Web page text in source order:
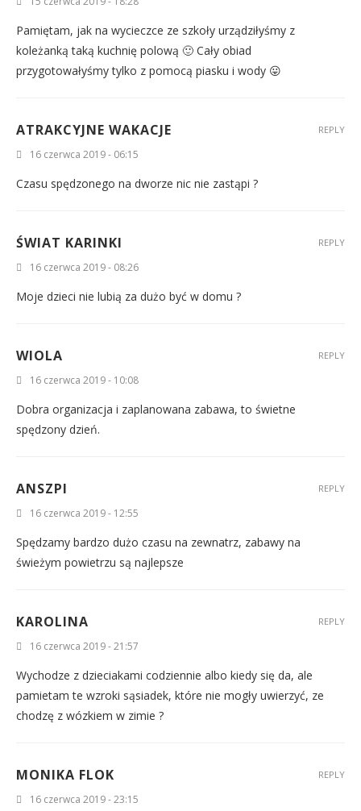
Pamiętam, jak na wycieczce ze szkoły urządziłyśmy z
koleżanką taką kuchnię polową 🙂 Cały obiad
przygotowałyśmy tylko z pomocą piasku i wody 😛
ATRAKCYJNE WAKACJE
16 czerwca 2019 - 06:15
Czasu spędzonego na dworze nic nie zastąpi ?
REPLY
ŚWIAT KARINKI
16 czerwca 2019 - 08:26
Moje dzieci nie lubią za dużo być w domu ?
REPLY
WIOLA
16 czerwca 2019 - 10:08
Dobra organizacja i zaplanowana zabawa, to świetne
spędzony dzień.
REPLY
ANSZPI
16 czerwca 2019 - 12:55
Spędzamy bardzo dużo czasu na zewnatrz, zabawy na
świeżym powietrzu są najlepsze
REPLY
KAROLINA
16 czerwca 2019 - 21:57
Wychodze z dzieciakami codziennie albo kiedy się da, ale
pamietam te wzroki sąsiadek, które nie mogły uwierzyć, ze
chodzę z wózkiem w zimie ?
REPLY
MONIKA FLOK
16 czerwca 2019 - 23:15
REPLY